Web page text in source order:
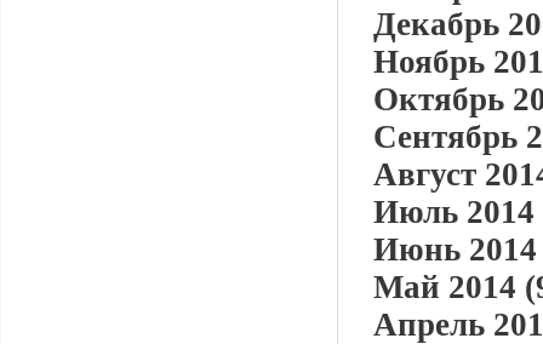
Декабрь
Ноябрь
Октябрь
Сентябрь
Август
Июль 2014
Июнь 2014
Май 2014
Апрель